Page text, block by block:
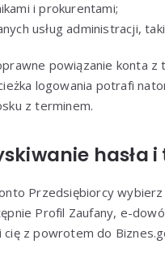
i prokurentami;
usług administracji,
powiązanie konta z
logowania potrafi
z terminem.
hasła
Przedsiębiorcy
Profil Zaufany, e-
z powrotem do